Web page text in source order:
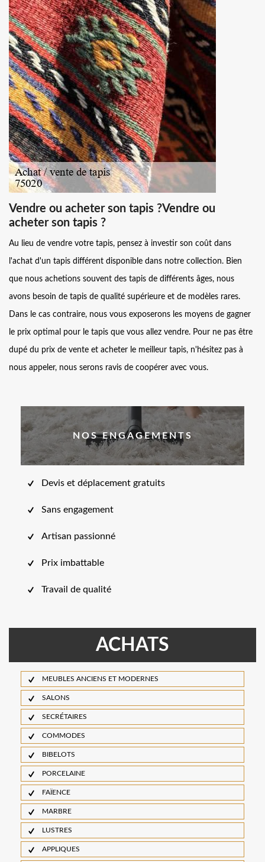
Vendre ou acheter son tapis ?Vendre ou
acheter son tapis ?
Au lieu de vendre votre tapis, pensez à investir son coût dans
l'achat d'un tapis différent disponible dans notre collection. Bien
que nous achetions souvent des tapis de différents âges, nous
avons besoin de tapis de qualité supérieure et de modèles rares.
Dans le cas contraire, nous vous exposerons les moyens de gagner
le prix optimal pour le tapis que vous allez vendre. Pour ne pas être
dupé du prix de vente et acheter le meilleur tapis, n'hésitez pas à
nous appeler, nous serons ravis de coopérer avec vous.
NOS ENGAGEMENTS
Devis et déplacement gratuits
Sans engagement
Artisan passionné
Prix imbattable
Travail de qualité
ACHATS
MEUBLES ANCIENS ET MODERNES
SALONS
SECRÉTAIRES
COMMODES
BIBELOTS
PORCELAINE
FAÏENCE
MARBRE
LUSTRES
APPLIQUES